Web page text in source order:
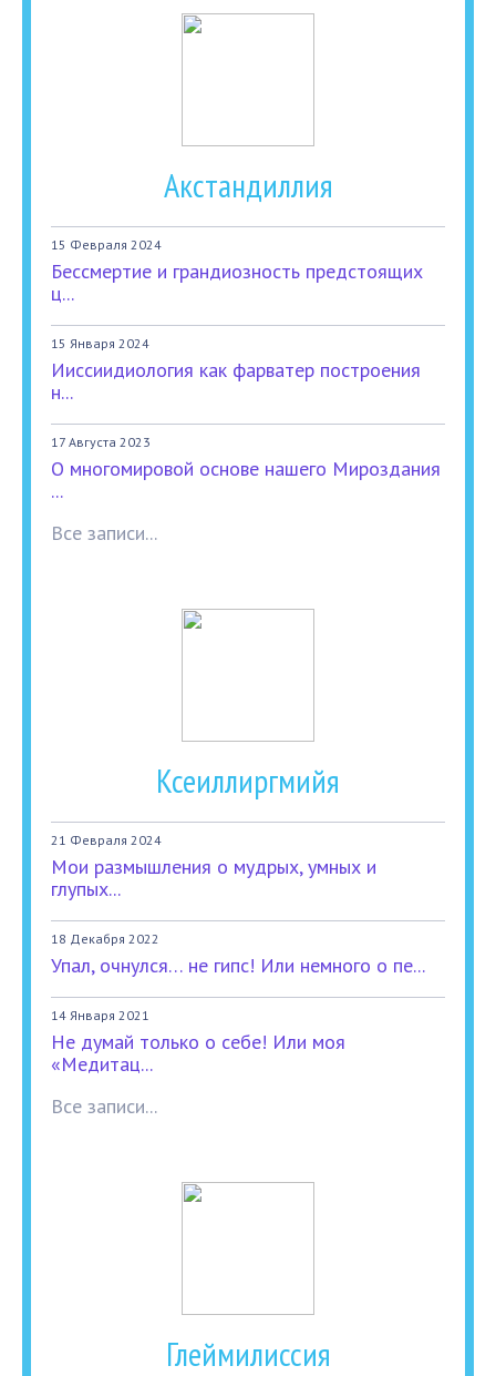
Акстандиллия
15 Февраля 2024
Бессмертие и грандиозность предстоящих
ц...
15 Января 2024
Ииссиидиология как фарватер построения
н...
17 Августа 2023
О многомировой основе нашего Мироздания
...
Все записи...
Ксеиллиргмийя
21 Февраля 2024
Мои размышления о мудрых, умных и
глупых...
18 Декабря 2022
Упал, очнулся… не гипс! Или немного о пе...
14 Января 2021
Не думай только о себе! Или моя
«Медитац...
Все записи...
Глеймилиссия